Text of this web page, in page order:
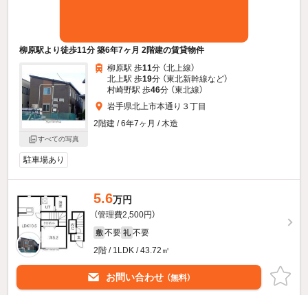
柳原駅より徒歩11分 築6年7ヶ月 2階建の賃貸物件
すべての写真
柳原駅 歩11分 （北上線）
北上駅 歩19分 （東北新幹線など）
村崎野駅 歩46分 （東北線）
岩手県北上市本通り３丁目
2階建 / 6年7ヶ月 / 木造
駐車場あり
5.6万円
（管理費2,500円）
敷 不要 礼 不要
2階 / 1LDK / 43.72㎡
お問い合わせ （無料）